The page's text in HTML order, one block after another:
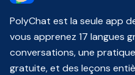
PolyChat est la seule app
vous apprenez 17 langues
conversations, une
gratuite, et des leçons